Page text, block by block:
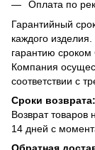
Оплата по
Гарантийный
каждого
гарантию сроком
Компания
соответствии с
Сроки возврата:
Возврат товаров
14 дней с